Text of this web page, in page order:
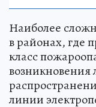
Наиболее
в районах, где
класс
возникновения
линии